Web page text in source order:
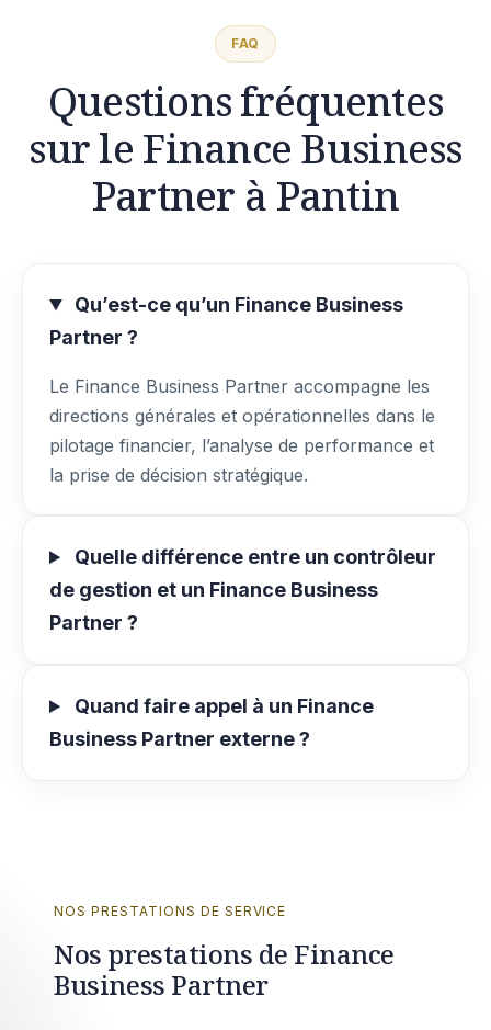
FAQ
Questions fréquentes
sur le Finance Business
Partner à Pantin
Qu’est-ce qu’un Finance Business
Partner ?
Le Finance Business Partner accompagne les
directions générales et opérationnelles dans le
pilotage financier, l’analyse de performance et
la prise de décision stratégique.
Quelle différence entre un contrôleur
de gestion et un Finance Business
Partner ?
Quand faire appel à un Finance
Business Partner externe ?
NOS PRESTATIONS DE SERVICE
Nos prestations de Finance
Business Partner